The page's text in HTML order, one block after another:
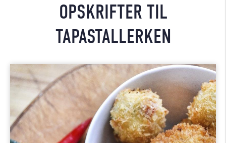
OPSKRIFTER TIL
TAPASTALLERKEN